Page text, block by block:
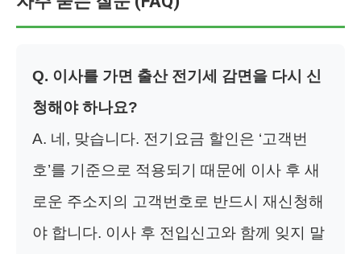
Q. 이사를 가면 출산 전기세 감면을 다시 신
청해야 하나요?
A. 네, 맞습니다. 전기요금 할인은 ‘고객번
호’를 기준으로 적용되기 때문에 이사 후 새
로운 주소지의 고객번호로 반드시 재신청해
야 합니다. 이사 후 전입신고와 함께 잊지 말